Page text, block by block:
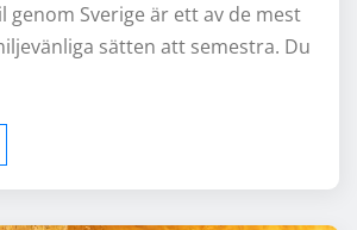
genom Sverige är ett av de mest
sätten att semestra. Du